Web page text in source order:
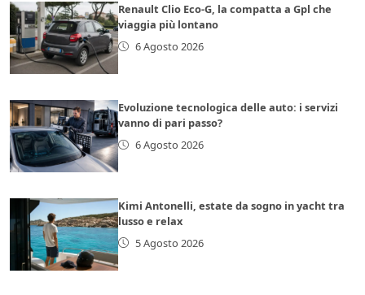
Renault Clio Eco-G, la compatta a Gpl che
viaggia più lontano
6 Agosto 2026
Evoluzione tecnologica delle auto: i servizi
vanno di pari passo?
6 Agosto 2026
Kimi Antonelli, estate da sogno in yacht tra
lusso e relax
5 Agosto 2026